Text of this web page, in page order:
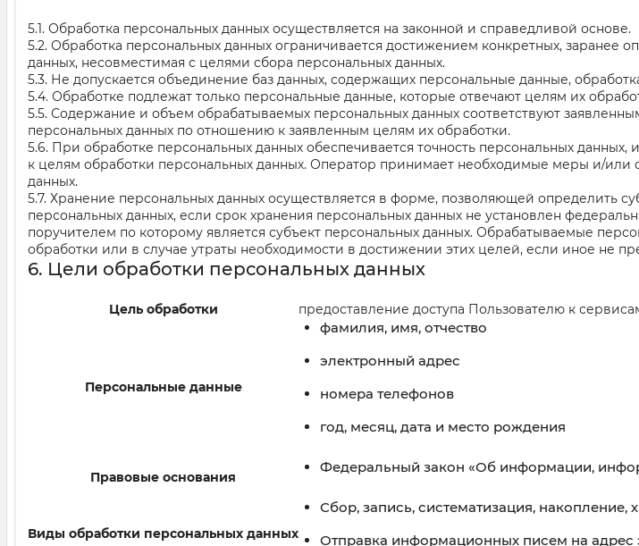
5.1. Обработка персональных данных осуществляется на законной и справедливой основе.
5.2. Обработка персональных данных ограничивается достижением конкретных, заранее
данных, несовместимая с целями сбора персональных данных.
5.3. Не допускается объединение баз данных, содержащих персональные данные,
5.4. Обработке подлежат только персональные данные, которые отвечают целям их
5.5. Содержание и объем обрабатываемых персональных данных соответствуют
персональных данных по отношению к заявленным целям их обработки.
5.6. При обработке персональных данных обеспечивается точность персональных данных,
к целям обработки персональных данных. Оператор принимает необходимые меры и/
данных.
5.7. Хранение персональных данных осуществляется в форме, позволяющей определить
персональных данных, если срок хранения персональных данных не установлен
поручителем по которому является субъект персональных данных. Обрабатываемые
обработки или в случае утраты необходимости в достижении этих целей, если иное не
6. Цели обработки персональных данных
Цель обработки предоставление доступа Пользователю к
Персональные данные
фамилия, имя, отчество
электронный адрес
номера телефонов
год, месяц, дата и место рождения
Правовые основания
Федеральный закон «Об информации,
Виды обработки персональных данных
Сбор, запись, систематизация,
Отправка информационных писем на адрес